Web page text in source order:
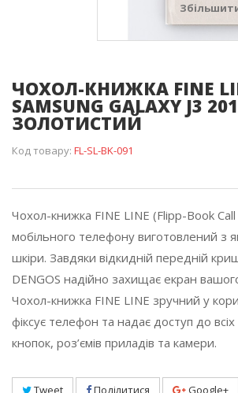
ЧОХОЛ-КНИЖКА FINE
SAMSUNG GALAXY J3
ЗОЛОТИСТИЙ
Код товару: FL-SL-BK-091
Чохол-книжка FINE LINE (Flipp-Book
мобільного телефону виготовлений з
шкіри. Завдяки відкидній передній
DENGOS надійно захищає екран
Чохол-книжка FINE LINE зручний у
фіксує телефон та надає доступ до
кнопок, роз’ємів приладів та камери.
Tweet Поділитися Google+